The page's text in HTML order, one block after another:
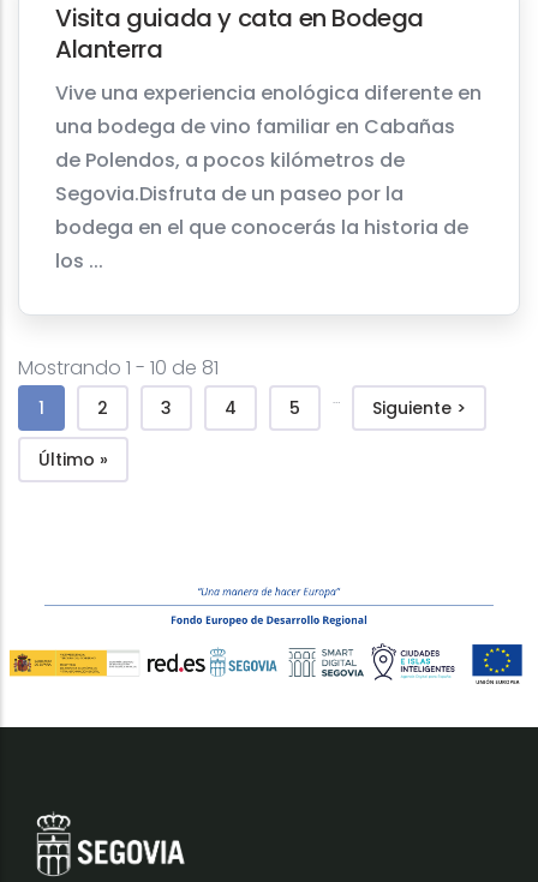
Visita guiada y cata en Bodega
Alanterra
Vive una experiencia enológica diferente en
una bodega de vino familiar en Cabañas
de Polendos, a pocos kilómetros de
Segovia.Disfruta de un paseo por la
bodega en el que conocerás la historia de
los ...
Mostrando 1 - 10 de 81
Paginação
Página atual
1 Página
2 Página
3 Página
4 Página
5 … Próxima página
Siguiente >
Última página
Último »